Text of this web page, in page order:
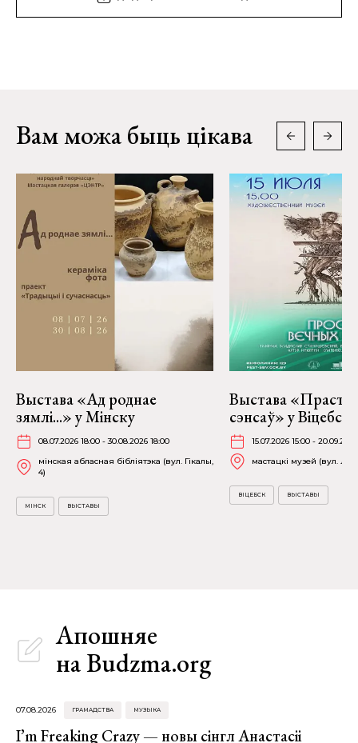
Вам можа быць цікава
Выстава «Ад роднае
зямлі...» у Мінску
08.07.2026 18:00 - 30.08.2026 18:00
мінская абласная бібліятэка (вул. Гікалы,
4)
МІНСК ВЫСТАВЫ
Выстава
сэнсаў» у Віцебску
15.07.2026 15:00 -
мастацкі музей (вул.
ВІЦЕБСК ВЫСТАВЫ
Апошняе
на Budzma.org
07.08.2026 ГРАМАДСТВА МУЗЫКА
I’m Freaking Crazy — новы сінгл Анастасіі